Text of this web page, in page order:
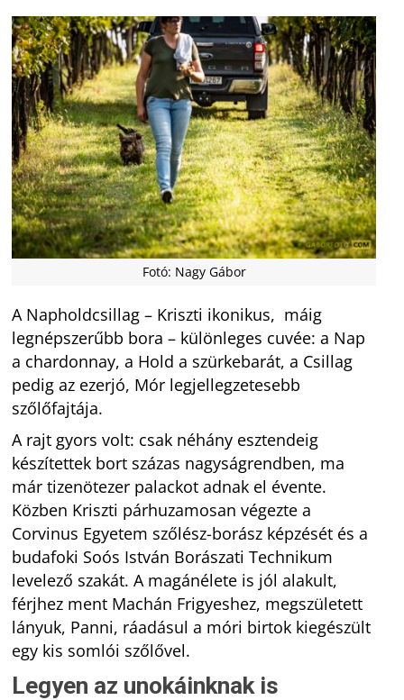
Fotó: Nagy Gábor
A Napholdcsillag – Kriszti ikonikus, máig
legnépszerűbb bora – különleges cuvée: a Nap
a chardonnay, a Hold a szürkebarát, a Csillag
pedig az ezerjó, Mór legjellegzetesebb
szőlőfajtája.
A rajt gyors volt: csak néhány esztendeig
készítettek bort százas nagyságrendben, ma
már tizenötezer palackot adnak el évente.
Közben Kriszti párhuzamosan végezte a
Corvinus Egyetem szőlész-borász képzését és a
budafoki Soós István Borászati Technikum
levelező szakát. A magánélete is jól alakult,
férjhez ment Machán Frigyeshez, megszületett
lányuk, Panni, ráadásul a móri birtok kiegészült
egy kis somlói szőlővel.
Legyen az unokáinknak is